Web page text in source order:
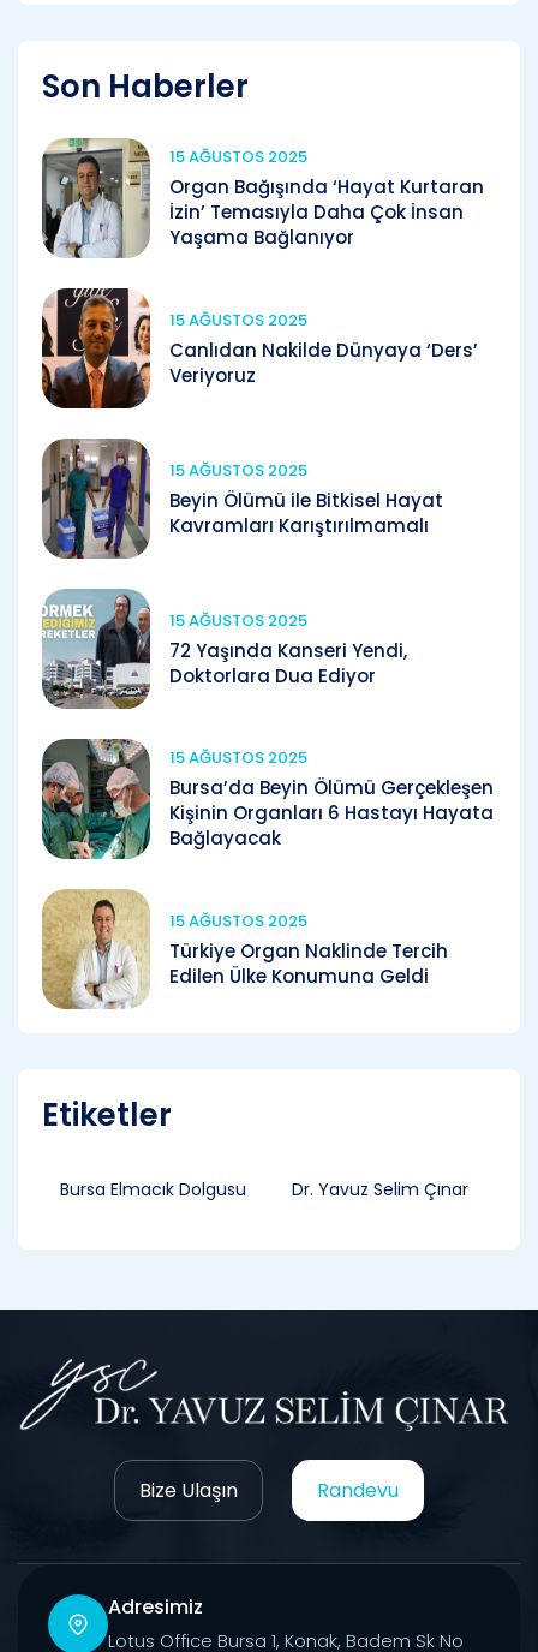
Son Haberler
15 AĞUSTOS 2025
Organ Bağışında ‘Hayat Kurtaran
İzin’ Temasıyla Daha Çok İnsan
Yaşama Bağlanıyor
15 AĞUSTOS 2025
Canlıdan Nakilde Dünyaya ‘Ders’
Veriyoruz
15 AĞUSTOS 2025
Beyin Ölümü ile Bitkisel Hayat
Kavramları Karıştırılmamalı
15 AĞUSTOS 2025
72 Yaşında Kanseri Yendi,
Doktorlara Dua Ediyor
15 AĞUSTOS 2025
Bursa’da Beyin Ölümü Gerçekleşen
Kişinin Organları 6 Hastayı Hayata
Bağlayacak
15 AĞUSTOS 2025
Türkiye Organ Naklinde Tercih
Edilen Ülke Konumuna Geldi
Etiketler
Bursa Elmacık Dolgusu Dr. Yavuz Selim Çınar
Bize Ulaşın Randevu
Adresimiz
Lotus Office Bursa 1, Konak, Badem Sk No